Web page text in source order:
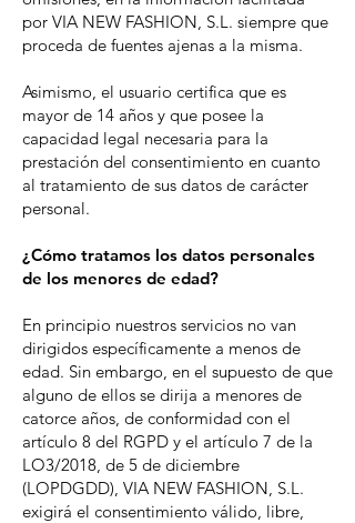
por VIA NEW FASHION, S.L. siempre que
proceda de fuentes ajenas a la misma.
Asimismo, el usuario certifica que es
mayor de 14 años y que posee la
capacidad legal necesaria para la
prestación del consentimiento en cuanto
al tratamiento de sus datos de carácter
personal.
¿Cómo tratamos los datos personales
de los menores de edad?
En principio nuestros servicios no van
dirigidos específicamente a menos de
edad. Sin embargo, en el supuesto de que
alguno de ellos se dirija a menores de
catorce años, de conformidad con el
artículo 8 del RGPD y el artículo 7 de la
LO3/2018, de 5 de diciembre
(LOPDGDD), VIA NEW FASHION, S.L.
exigirá el consentimiento válido, libre,